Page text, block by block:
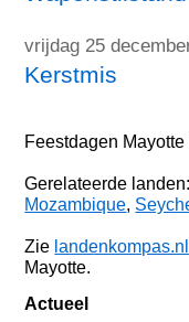
vrijdag 25
Kerstmis
Feestdagen Mayotte
Gerelateerde
Mozambique,
Zie landenkompas.nl
Mayotte.
Actueel